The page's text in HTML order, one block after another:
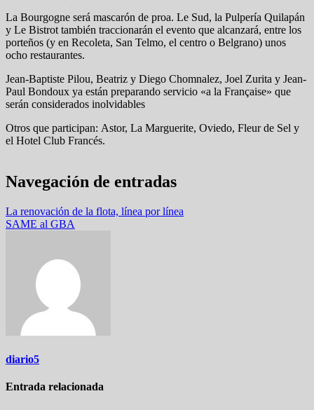
La Bourgogne será mascarón de proa. Le Sud, la Pulpería Quilapán
y Le Bistrot también traccionarán el evento que alcanzará, entre los
porteños (y en Recoleta, San Telmo, el centro o Belgrano) unos
ocho restaurantes.
Jean-Baptiste Pilou, Beatriz y Diego Chomnalez, Joel Zurita y Jean-
Paul Bondoux ya están preparando servicio «a la Française» que
serán considerados inolvidables
Otros que participan: Astor, La Marguerite, Oviedo, Fleur de Sel y
el Hotel Club Francés.
Navegación de entradas
La renovación de la flota, línea por línea
SAME al GBA
diario5
Entrada relacionada